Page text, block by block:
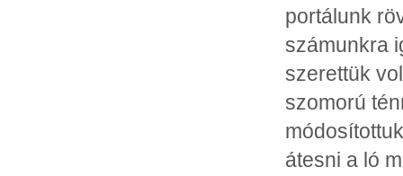
portálunk
számunkra
szerettük
szomorú
átesni a ló